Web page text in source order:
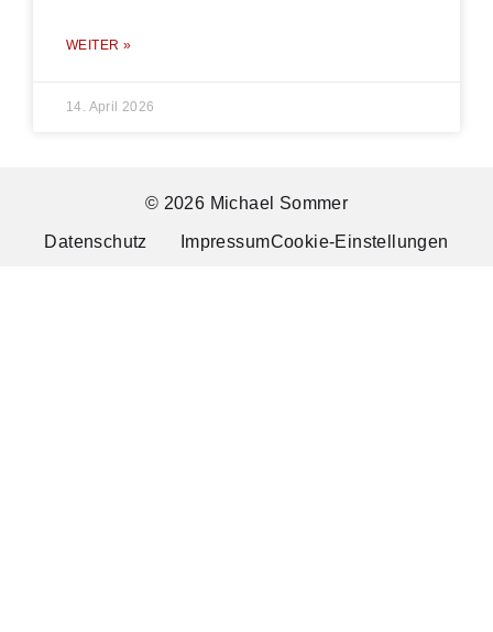
WEITER »
14. April 2026
© 2026 Michael Sommer
Datenschutz ImpressumCookie-Einstellungen